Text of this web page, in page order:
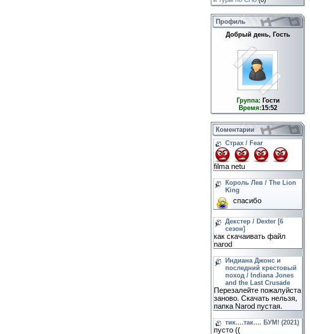
Профиль
Добрый день, Гость
Группа: Гости
Время:15:52
Коментарии
Страх / Fear
filma netu
Король Лев / The Lion
King
спасибо
Декстер / Dexter [6
сезон]
как скачаивать файл
narod
Индиана Джонс и
последний крестовый
поход / Indiana Jones
and the Last Crusade
Перезалейте пожалуйста
заново. Скачать нельзя,
папка Narod пустая.
тик....так.... БУМ! (2021)
пусто ((